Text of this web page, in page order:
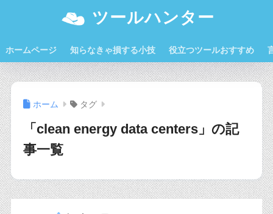
ツールハンター
ホームページ 知らなきゃ損する小技 役立つツールおすすめ
ホーム タグ
「clean energy data centers」の記
事一覧